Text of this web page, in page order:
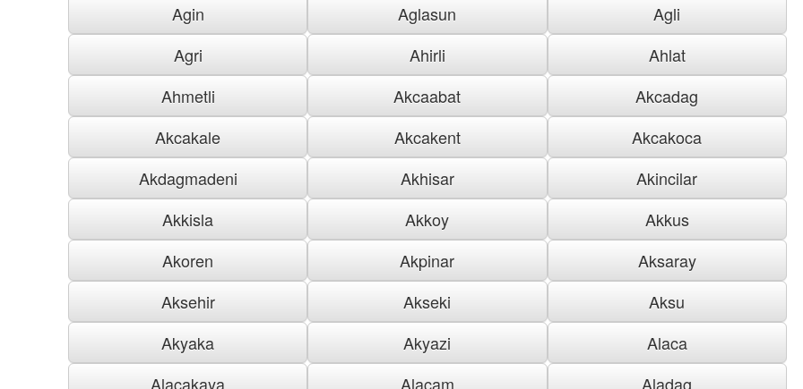
Agin
Aglasun
Agli
Agri
Ahirli
Ahlat
Ahmetli
Akcaabat
Akcadag
Akcakale
Akcakent
Akcakoca
Akdagmadeni
Akhisar
Akincilar
Akkisla
Akkoy
Akkus
Akoren
Akpinar
Aksaray
Aksehir
Akseki
Aksu
Akyaka
Akyazi
Alaca
Alacakaya
Alacam Aladag